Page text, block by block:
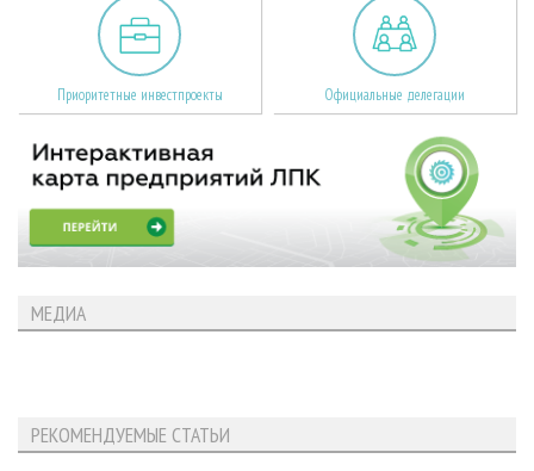
Приоритетные инвестпроекты Официальные делегации
МЕДИА
РЕКОМЕНДУЕМЫЕ СТАТЬИ